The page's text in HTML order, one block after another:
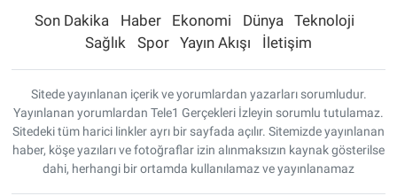
Son Dakika Haber Ekonomi Dünya
Teknoloji
Sağlık
Spor Yayın Akışı İletişim
Sitede yayınlanan içerik ve yorumlardan yazarları sorumludur.
Yayınlanan yorumlardan Tele1 Gerçekleri İzleyin sorumlu tutulamaz.
Sitedeki tüm harici linkler ayrı bir sayfada açılır. Sitemizde yayınlanan
haber, köşe yazıları ve fotoğraflar izin alınmaksızın kaynak gösterilse
dahi, herhangi bir ortamda kullanılamaz ve yayınlanamaz